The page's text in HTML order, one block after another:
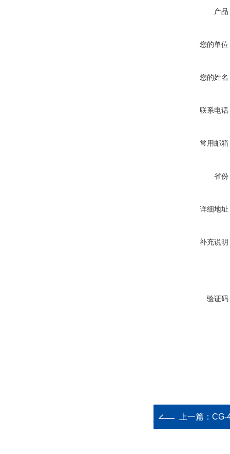
产品
您的单位
您的姓名
联系电话
常用邮箱
省份
详细地址
补充说明
验证码
上一篇： CG-